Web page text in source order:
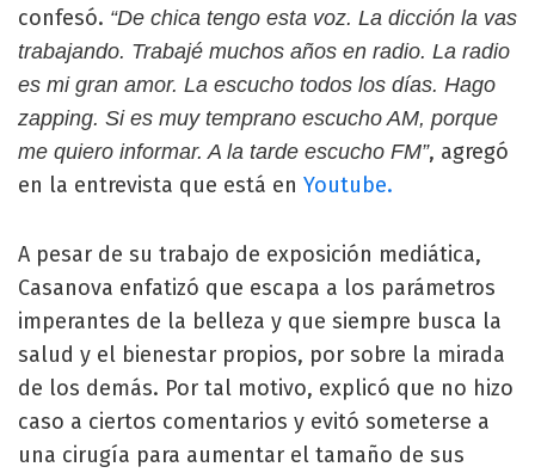
confesó. “De chica tengo esta voz. La dicción la vas
trabajando. Trabajé muchos años en radio. La radio
es mi gran amor. La escucho todos los días. Hago
zapping. Si es muy temprano escucho AM, porque
me quiero informar. A la tarde escucho FM”, agregó
en la entrevista que está en Youtube.
A pesar de su trabajo de exposición mediática,
Casanova enfatizó que escapa a los parámetros
imperantes de la belleza y que siempre busca la
salud y el bienestar propios, por sobre la mirada
de los demás. Por tal motivo, explicó que no hizo
caso a ciertos comentarios y evitó someterse a
una cirugía para aumentar el tamaño de sus